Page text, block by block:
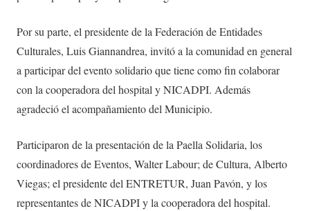
Por su parte, el presidente de la Federación de Entidades
Culturales, Luis Giannandrea, invitó a la comunidad en general
a participar del evento solidario que tiene como fin colaborar
con la cooperadora del hospital y NICADPI. Además
agradeció el acompañamiento del Municipio.
Participaron de la presentación de la Paella Solidaria, los
coordinadores de Eventos, Walter Labour; de Cultura, Alberto
Viegas; el presidente del ENTRETUR, Juan Pavón, y los
representantes de NICADPI y la cooperadora del hospital.